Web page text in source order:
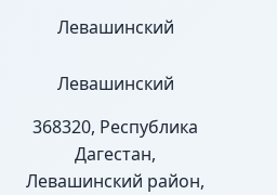
Левашинский
Левашинский
368320, Республика
Дагестан,
Левашинский район,